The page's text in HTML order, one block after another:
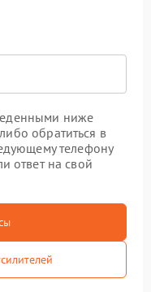
ниже
обратиться в
телефону
ответ на свой